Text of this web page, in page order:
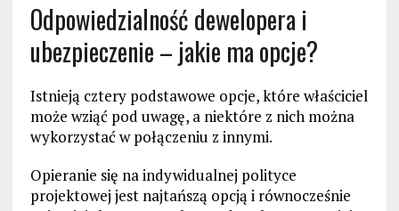
Odpowiedzialność dewelopera i
ubezpieczenie – jakie ma opcje?
Istnieją cztery podstawowe opcje, które właściciel
może wziąć pod uwagę, a niektóre z nich można
wykorzystać w połączeniu z innymi.
Opieranie się na indywidualnej polityce
projektowej jest najtańszą opcją i równocześnie